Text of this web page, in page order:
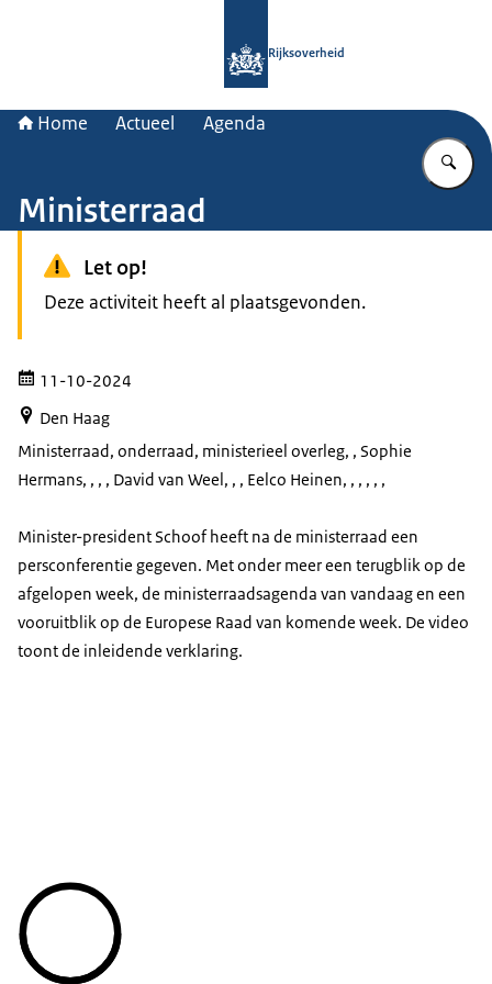
Rijksoverheid
Home Actueel Agenda
Ministerraad
Let op!
Deze activiteit heeft al plaatsgevonden.
11-10-2024
Den Haag
Ministerraad, onderraad, ministerieel overleg, , Sophie
Hermans, , , , David van Weel, , , Eelco Heinen, , , , , ,
Minister-president Schoof heeft na de ministerraad een
persconferentie gegeven. Met onder meer een terugblik op de
afgelopen week, de ministerraadsagenda van vandaag en een
vooruitblik op de Europese Raad van komende week. De video
toont de inleidende verklaring.